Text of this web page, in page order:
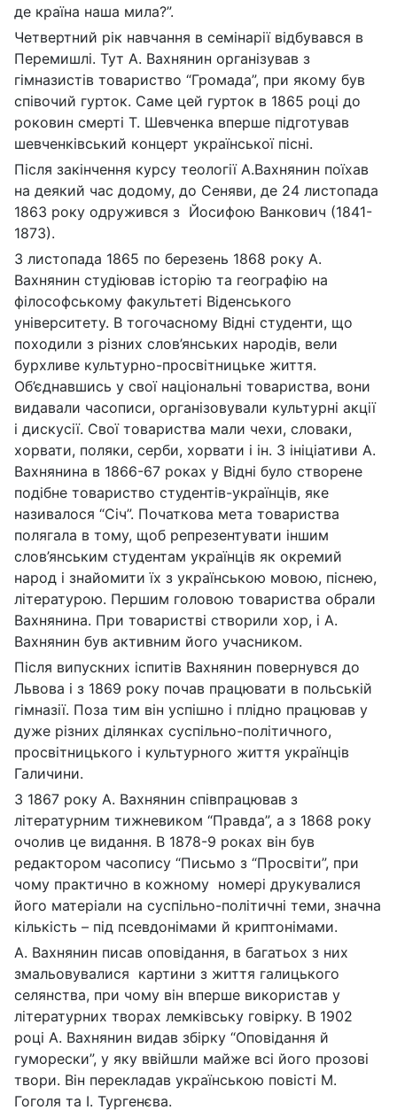
де країна наша мила?”.
Четвертний рік навчання в семінарії відбувався в
Перемишлі. Тут А. Вахнянин організував з
гімназистів товариство “Громада”, при якому був
співочий гурток. Саме цей гурток в 1865 році до
роковин смерті Т. Шевченка вперше підготував
шевченківський концерт української пісні.
Після закінчення курсу теології А.Вахнянин поїхав
на деякий час додому, до Сеняви, де 24 листопада
1863 року одружився з Йосифою Ванкович (1841-
1873).
З листопада 1865 по березень 1868 року А.
Вахнянин студіював історію та географію на
філософському факультеті Віденського
університету. В тогочасному Відні студенти, що
походили з різних слов’янських народів, вели
бурхливе культурно-просвітницьке життя.
Об’єднавшись у свої національні товариства, вони
видавали часописи, організовували культурні акції
і дискусії. Свої товариства мали чехи, словаки,
хорвати, поляки, серби, хорвати і ін. З ініціативи А.
Вахнянина в 1866-67 роках у Відні було створене
подібне товариство студентів-українців, яке
називалося “Січ”. Початкова мета товариства
полягала в тому, щоб репрезентувати іншим
слов’янським студентам українців як окремий
народ і знайомити їх з українською мовою, піснею,
літературою. Першим головою товариства обрали
Вахнянина. При товаристві створили хор, і А.
Вахнянин був активним його учасником.
Після випускних іспитів Вахнянин повернувся до
Львова і з 1869 року почав працювати в польській
гімназії. Поза тим він успішно і плідно працював у
дуже різних ділянках суспільно-політичного,
просвітницького і культурного життя українців
Галичини.
З 1867 року А. Вахнянин співпрацював з
літературним тижневиком “Правда”, а з 1868 року
очолив це видання. В 1878-9 роках він був
редактором часопису “Письмо з “Просвіти”, при
чому практично в кожному номері друкувалися
його матеріали на суспільно-політичні теми, значна
кількість – під псевдонімами й криптонімами.
А. Вахнянин писав оповідання, в багатьох з них
змальовувалися картини з життя галицького
селянства, при чому він вперше використав у
літературних творах лемківську говірку. В 1902
році А. Вахнянин видав збірку “Оповідання й
гуморески”, у яку ввійшли майже всі його прозові
твори. Він перекладав українською повісті М.
Гоголя та І. Тургенєва.